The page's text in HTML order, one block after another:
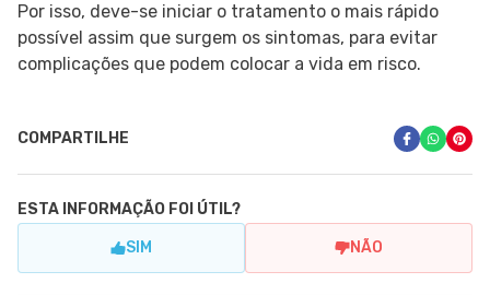
Por isso, deve-se iniciar o tratamento o mais rápido
possível assim que surgem os sintomas, para evitar
complicações que podem colocar a vida em risco.
COMPARTILHE
ESTA INFORMAÇÃO FOI ÚTIL?
SIM NÃO